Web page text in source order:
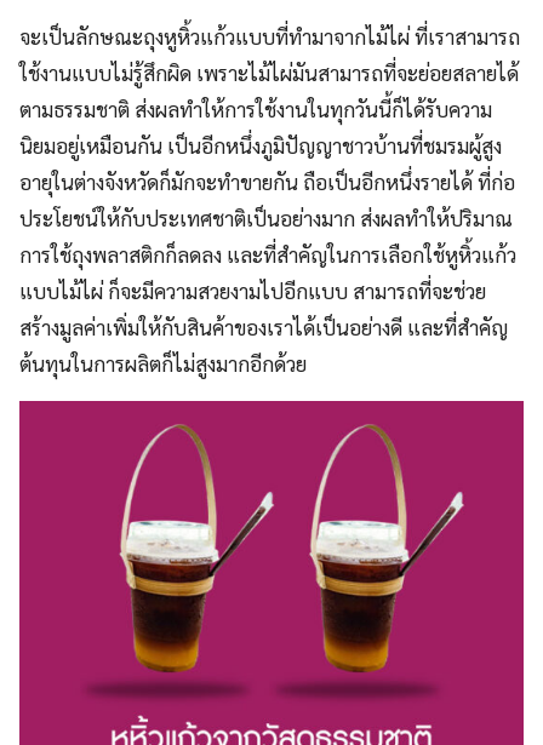
จะเป็นลักษณะถุงหูหิ้วแก้วแบบที่ทำมาจากไม้ไผ่ ที่เราสามารถ
ใช้งานแบบไม่รู้สึกผิด เพราะไม้ไผ่มันสามารถที่จะย่อยสลายได้
ตามธรรมชาติ ส่งผลทำให้การใช้งานในทุกวันนี้ก็ได้รับความ
นิยมอยู่เหมือนกัน เป็นอีกหนึ่งภูมิปัญญาชาวบ้านที่ชมรมผู้สูง
อายุในต่างจังหวัดก็มักจะทำขายกัน ถือเป็นอีกหนึ่งรายได้ ที่ก่อ
ประโยชน์ให้กับประเทศชาติเป็นอย่างมาก ส่งผลทำให้ปริมาณ
การใช้ถุงพลาสติกก็ลดลง และที่สำคัญในการเลือกใช้หูหิ้วแก้ว
แบบไม้ไผ่ ก็จะมีความสวยงามไปอีกแบบ สามารถที่จะช่วย
สร้างมูลค่าเพิ่มให้กับสินค้าของเราได้เป็นอย่างดี และที่สำคัญ
ต้นทุนในการผลิตก็ไม่สูงมากอีกด้วย